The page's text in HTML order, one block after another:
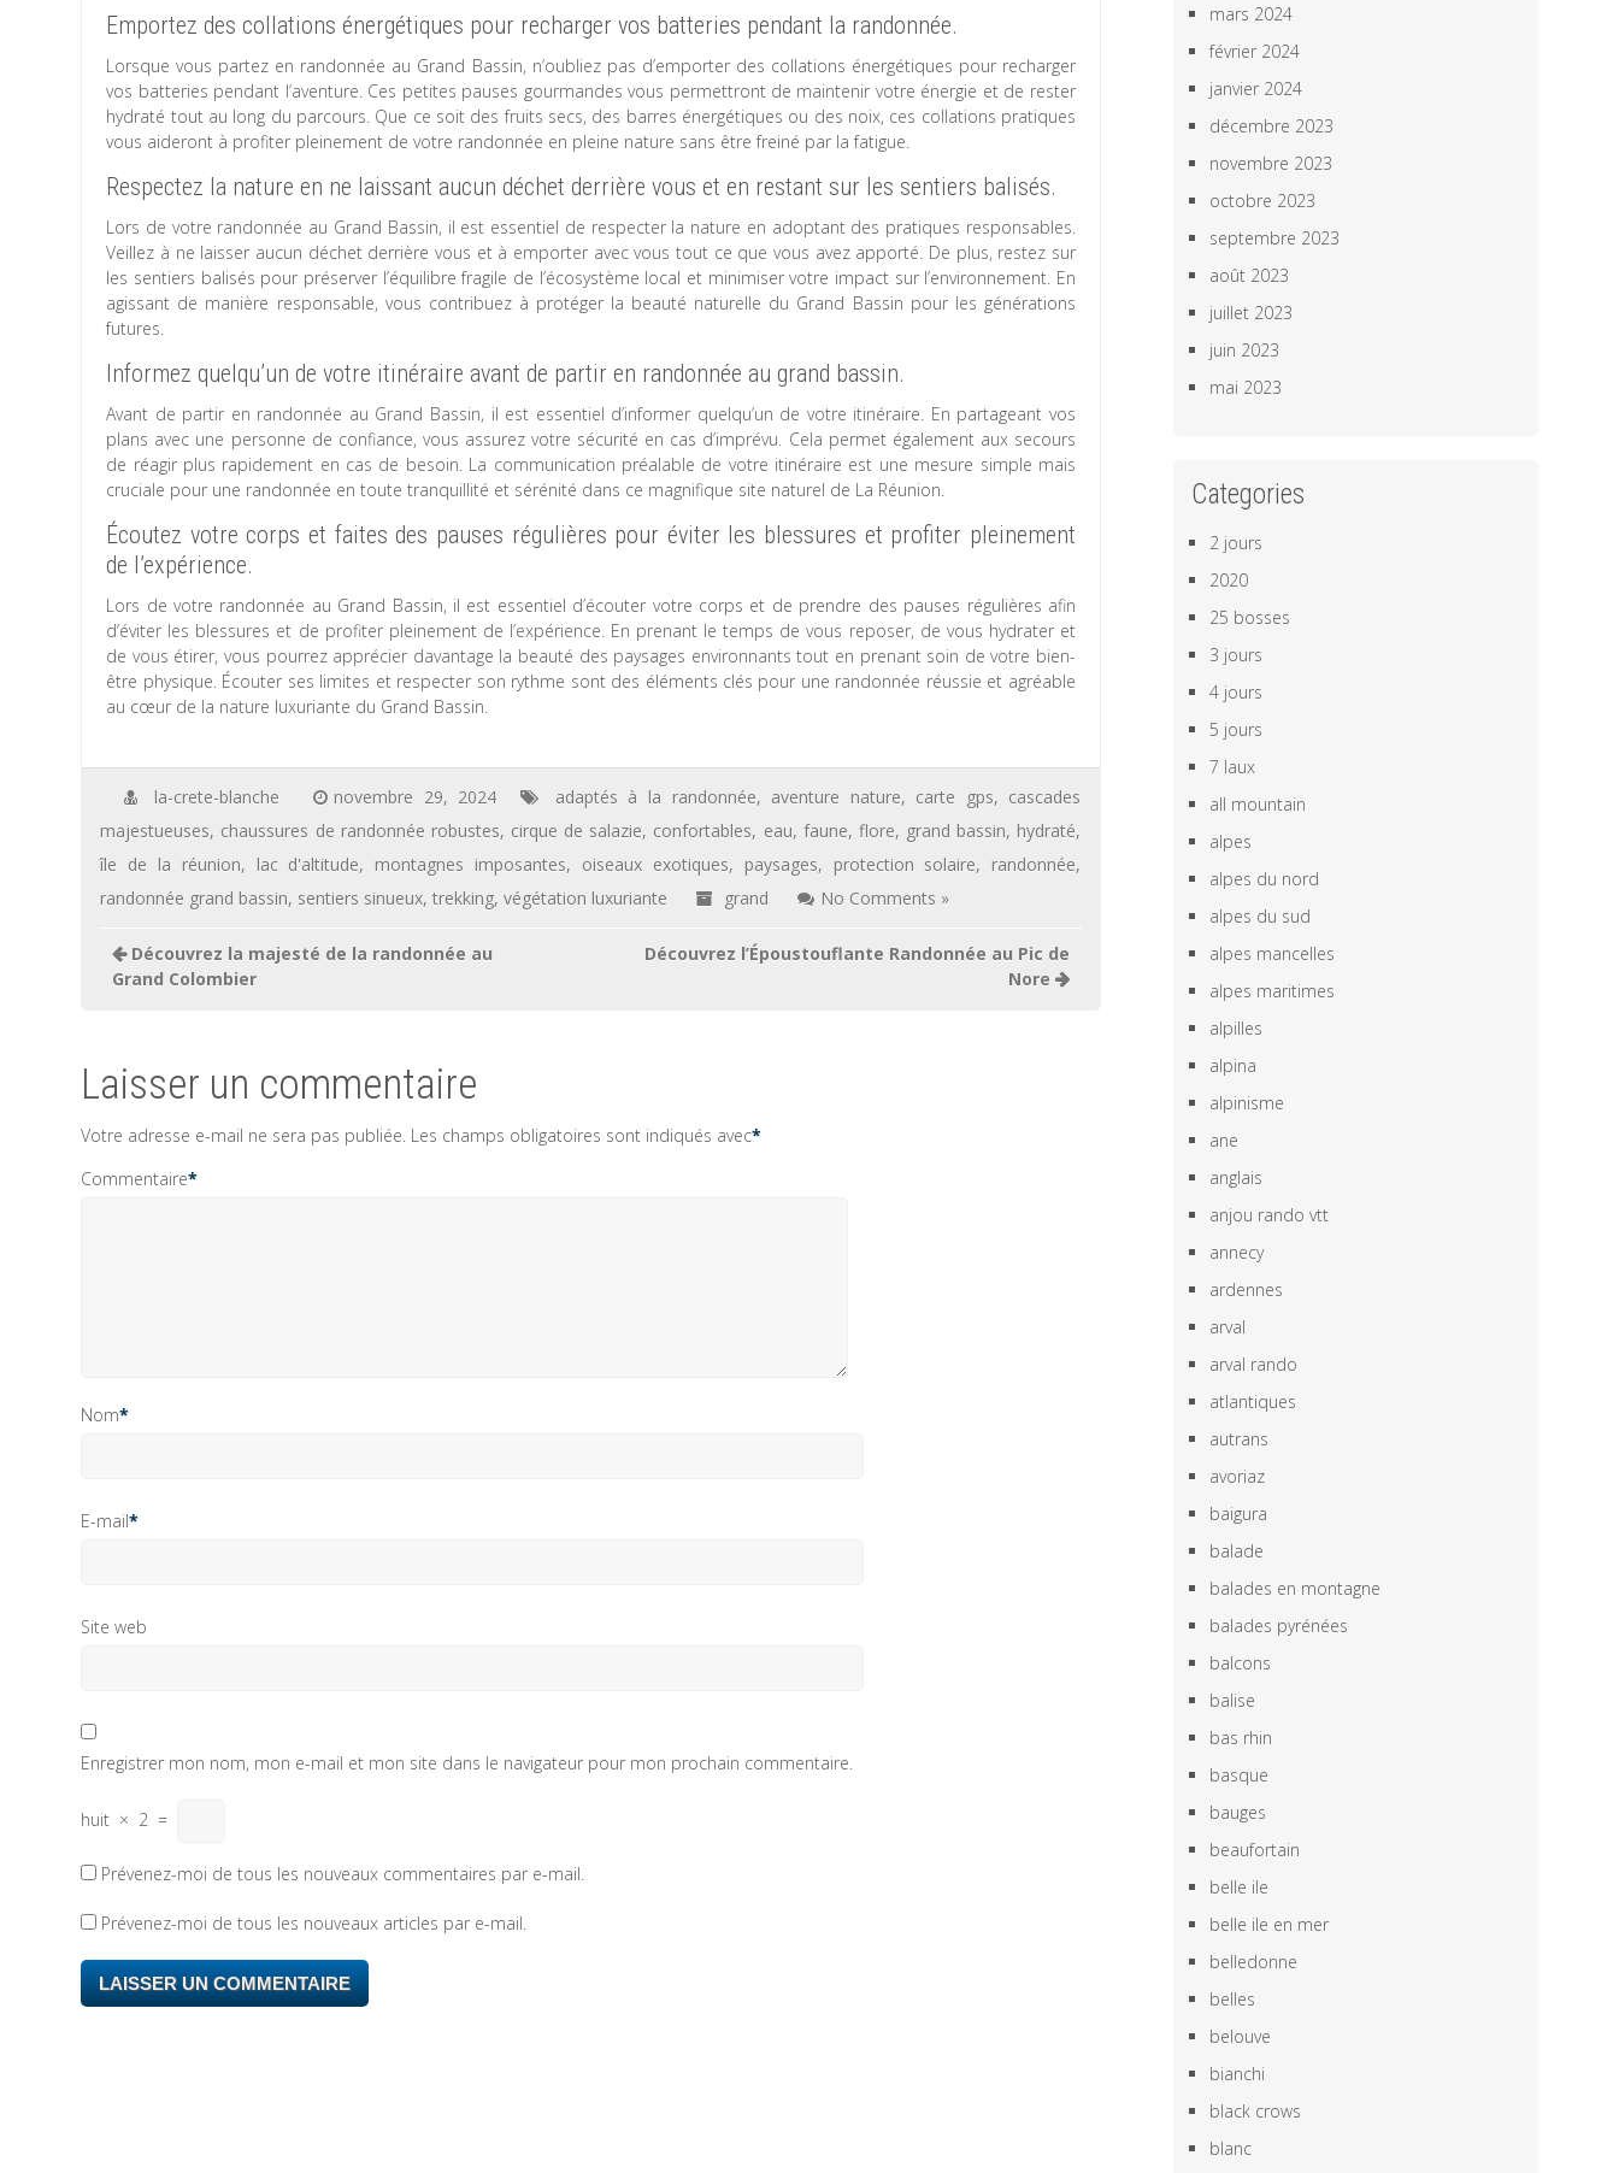
Emportez des collations énergétiques pour recharger vos batteries pendant la randonnée.
Lorsque vous partez en randonnée au Grand Bassin, n’oubliez pas d’emporter des collations énergétiques pour recharger
vos batteries pendant l’aventure. Ces petites pauses gourmandes vous permettront de maintenir votre énergie et de rester
hydraté tout au long du parcours. Que ce soit des fruits secs, des barres énergétiques ou des noix, ces collations pratiques
vous aideront à profiter pleinement de votre randonnée en pleine nature sans être freiné par la fatigue.
Respectez la nature en ne laissant aucun déchet derrière vous et en restant sur les sentiers balisés.
Lors de votre randonnée au Grand Bassin, il est essentiel de respecter la nature en adoptant des pratiques responsables.
Veillez à ne laisser aucun déchet derrière vous et à emporter avec vous tout ce que vous avez apporté. De plus, restez sur
les sentiers balisés pour préserver l’équilibre fragile de l’écosystème local et minimiser votre impact sur l’environnement. En
agissant de manière responsable, vous contribuez à protéger la beauté naturelle du Grand Bassin pour les générations
futures.
Informez quelqu’un de votre itinéraire avant de partir en randonnée au grand bassin.
Avant de partir en randonnée au Grand Bassin, il est essentiel d’informer quelqu’un de votre itinéraire. En partageant vos
plans avec une personne de confiance, vous assurez votre sécurité en cas d’imprévu. Cela permet également aux secours
de réagir plus rapidement en cas de besoin. La communication préalable de votre itinéraire est une mesure simple mais
cruciale pour une randonnée en toute tranquillité et sérénité dans ce magnifique site naturel de La Réunion.
Écoutez votre corps et faites des pauses régulières pour éviter les blessures et profiter pleinement
de l’expérience.
Lors de votre randonnée au Grand Bassin, il est essentiel d’écouter votre corps et de prendre des pauses régulières afin
d’éviter les blessures et de profiter pleinement de l’expérience. En prenant le temps de vous reposer, de vous hydrater et
de vous étirer, vous pourrez apprécier davantage la beauté des paysages environnants tout en prenant soin de votre bien-
être physique. Écouter ses limites et respecter son rythme sont des éléments clés pour une randonnée réussie et agréable
au cœur de la nature luxuriante du Grand Bassin.
la-crete-blanche novembre 29, 2024 adaptés à la randonnée, aventure nature, carte gps, cascades
majestueuses, chaussures de randonnée robustes, cirque de salazie, confortables, eau, faune, flore, grand bassin, hydraté,
île de la réunion, lac d'altitude, montagnes imposantes, oiseaux exotiques, paysages, protection solaire, randonnée,
randonnée grand bassin, sentiers sinueux,trekking,végétation luxuriante grand No Comments »
Navigation
de
Découvrez la majesté de la randonnée au
Grand Colombier
Découvrez l’Époustouflante Randonnée au Pic de
Nore
Laisser un commentaire
Votre adresse e-mail ne sera pas publiée. Les champs obligatoires sont indiqués avec*
Commentaire*
Nom*
E-mail*
Site web
Enregistrer mon nom, mon e-mail et mon site dans le navigateur pour mon prochain commentaire.
huit × 2 =
Prévenez-moi de tous les nouveaux commentaires par e-mail.
Prévenez-moi de tous les nouveaux articles par e-mail.
mars 2024
février 2024
janvier 2024
décembre 2023
novembre 2023
octobre 2023
septembre 2023
août 2023
juillet 2023
juin 2023
mai 2023
Categories
2 jours
2020
25 bosses
3 jours
4 jours
5 jours
7 laux
all mountain
alpes
alpes du nord
alpes du sud
alpes mancelles
alpes maritimes
alpilles
alpina
alpinisme
ane
anglais
anjou rando vtt
annecy
ardennes
arval
arval rando
atlantiques
autrans
avoriaz
baigura
balade
balades en montagne
balades pyrénées
balcons
balise
bas rhin
basque
bauges
beaufortain
belle ile
belle ile en mer
belledonne
belles
belouve
bianchi
black crows
blanc